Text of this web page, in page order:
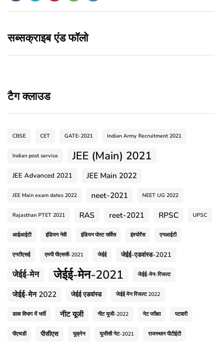
सब्सक्राइब एंड फॉलो
टैग क्लाउड
CBSE CET GATE-2021 Indian Army Recruitment 2021
Indian post service JEE (Main) 2021
JEE Advanced 2021 JEE Main 2022
JEE Main exam dates 2022 neet-2021 NEET UG 2022
Rajasthan PTET 2021 RAS reet-2021 RPSC UPSC
आईआईटी इंडियन नेवी इंडियन पोस्ट सर्विस इंश्योरेंस एनआईटी
एनटीएसई एमपी पीएससी-2021 जेईई जेईई-एडवांस्ड-2021
जेईई-मेन जेईई-मेन-2021 जेईई-मेन-रिजल्ट
जेईई-मेन 2022 जेईई एडवांस्ड जेईई मेन रिजल्ट 2022
डाक विभाग में भर्ती नीट यूजी नीट यूजी-2022 नेट परीक्षा पटवारी
पीएचडी पीसीएस यूक्रेन यूजीसी नेट-2021 राजस्थान पीटीईटी